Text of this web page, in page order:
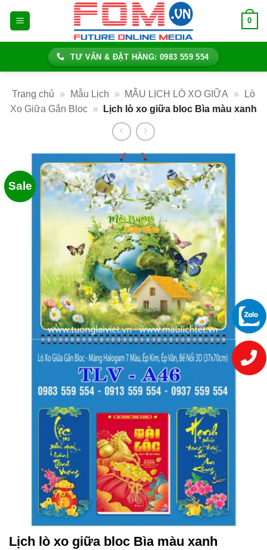
0
TƯ VẤN & ĐẶT HÀNG: 0983 559 554
Trang chủ » Mẫu Lịch » MẪU LỊCH LÒ XO GIỮA »
Lò
Xo Giữa Gắn Bloc
» Lịch lò xo giữa bloc Bìa màu xanh
Sale
Lịch lò xo giữa bloc Bìa màu xanh